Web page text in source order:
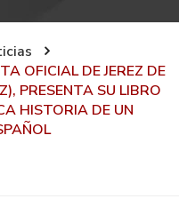
OFICIAL DE JEREZ DE
PRESENTA SU LIBRO
HISTORIA DE UN